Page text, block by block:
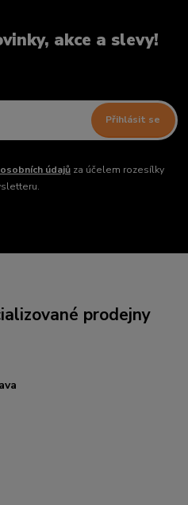
akce a slevy!
Přihlásit se
údajůza účelem rozesílky
prodejny